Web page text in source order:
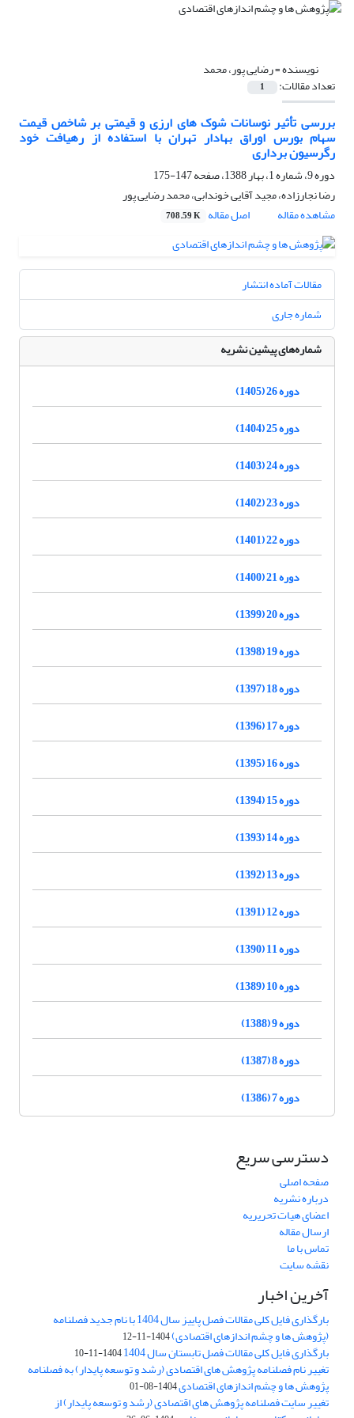
نویسنده =رضایی پور، محمد
تعداد مقالات: 1
بررسی تأثیر نوسانات شوک های ارزی و قیمتی بر شاخص قیمت
سهام بورس اوراق بهادار تهران با استفاده از رهیافت خود
رگرسیون برداری
دوره 9، شماره 1، بهار 1388، صفحه
147-175
رضا نجارزاده، مجید آقایی خوندابی، محمد رضایی پور
مشاهده مقاله
اصل مقاله 708.59 K
مقالات آماده انتشار
شماره جاری
شماره‌های پیشین نشریه
دوره 26 (1405)
دوره 25 (1404)
دوره 24 (1403)
دوره 23 (1402)
دوره 22 (1401)
دوره 21 (1400)
دوره 20 (1399)
دوره 19 (1398)
دوره 18 (1397)
دوره 17 (1396)
دوره 16 (1395)
دوره 15 (1394)
دوره 14 (1393)
دوره 13 (1392)
دوره 12 (1391)
دوره 11 (1390)
دوره 10 (1389)
دوره 9 (1388)
دوره 8 (1387)
دوره 7 (1386)
دسترسی سریع
صفحه اصلی
درباره نشریه
اعضای هیات تحریریه
ارسال مقاله
تماس با ما
نقشه سایت
آخرین اخبار
بارگذاری فایل کلی مقالات فصل پاییز سال 1404 با نام جدید فصلنامه
(پژوهش ها و چشم اندازهای اقتصادی)1404-11-12
بارگذاری فایل کلی مقالات فصل تابستان سال 1404 1404-11-10
تغییر نام فصلنامه پژوهش های اقتصادی (رشد و توسعه پایدار) به فصلنامه
پژوهش ها و چشم اندازهای اقتصادی1404-08-01
تغییر سایت فصلنامه پژوهش های اقتصادی (رشد و توسعه پایدار) از